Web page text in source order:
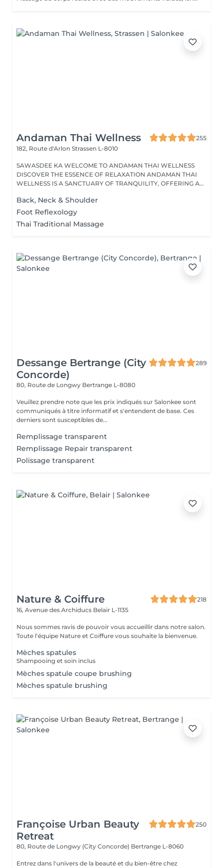
Andaman Thai Wellness
255
182, Route d'Arlon Strassen L-8010
SAWASDEE KA WELCOME TO ANDAMAN THAI WELLNESS
DISCOVER THE ESSENCE OF RELAXATION ANDAMAN THAI
WELLNESS IS A SANCTUARY OF TRANQUILITY, OFFERING A
Back, Neck & Shoulder
Foot Reflexology
Thai Traditional Massage
Dessange Bertrange (City
Concorde)
289
80, Route de Longwy Bertrange L-8080
Veuillez prendre note que les prix indiqués sur Salonkee sont
communiqués à titre informatif et s'entendent de base. Ces
derniers sont susceptibles de...
Remplissage transparent
Remplissage Repair transparent
Polissage transparent
Nature & Coiffure
218
16, Avenue des Archiducs Belair L-1135
Nous sommes ravis de pouvoir vous accueillir dans notre salon.
Toute l'équipe Nature et Coiffure vous souhaite la bienvenue.
Mèches spatules
Shampooing et soin inclus
Mèches spatule coupe brushing
Mèches spatule brushing
Françoise Urban Beauty
Retreat
250
80, Route de Longwy (City Concorde) Bertrange L-8060
Entrez dans l'univers de la beauté et du bien-être chez